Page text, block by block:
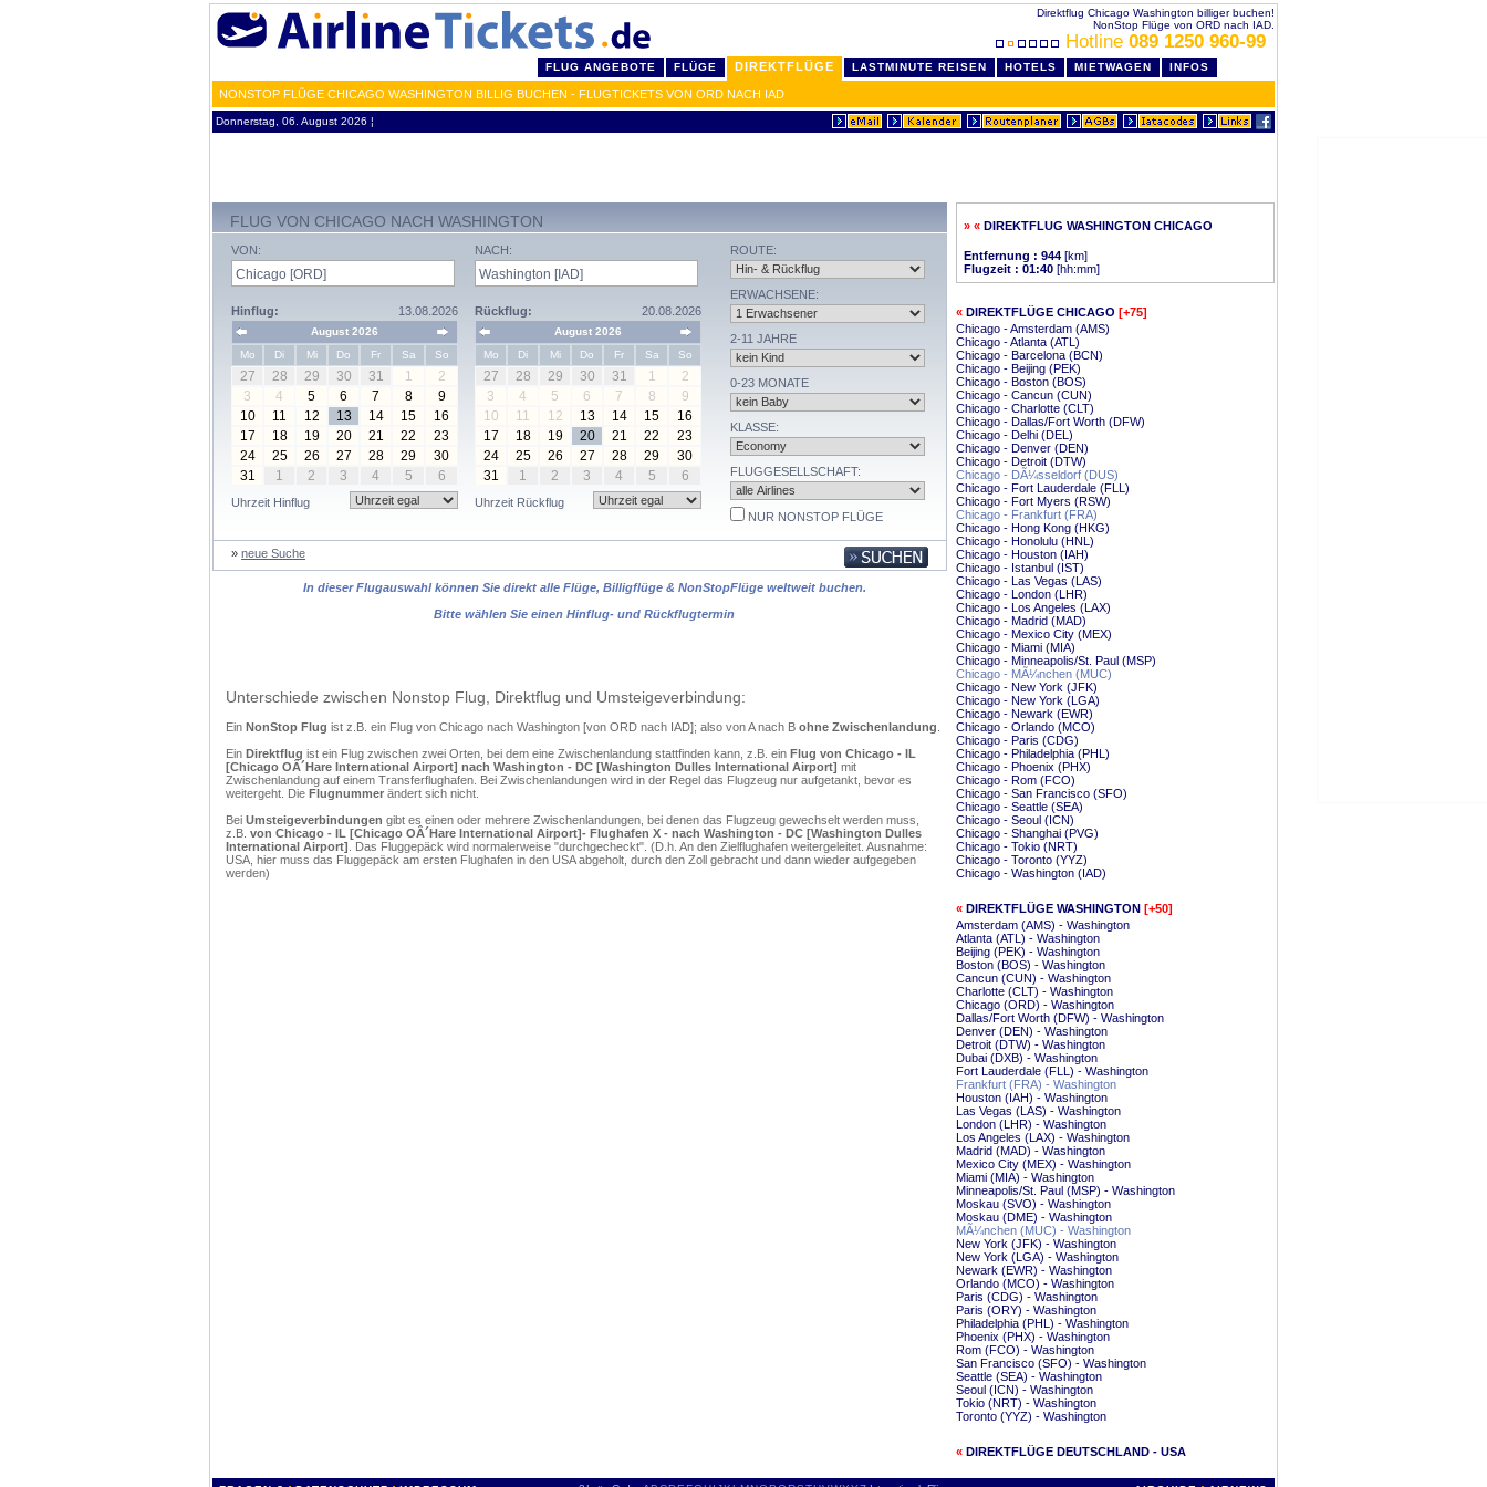
Direktflug Chicago Washington billiger buchen!
NonStop Flüge von ORD nach IAD.
Hotline 089 1250 960-99
FLUG ANGEBOTE FLÜGE DIREKTFLÜGE LASTMINUTE REISEN HOTELS MIETWAGEN INFOS
NONSTOP FLÜGE CHICAGO WASHINGTON BILLIG BUCHEN - FLUGTICKETS VON ORD NACH IAD
Donnerstag, 06. August 2026 ¦
FLUG VON CHICAGO NACH WASHINGTON
VON:
Hinflug: 13.08.2026
August 2026
Mo
Di Mi Do Fr Sa So
27 28 29 30 31 1
2
3
4 5 6 7 8
9
10
11 12 13 14 15
16
17
18 19 20 21 22
23
24
25 26 27 28 29
30
31
1 2 3 4 5 6
Uhrzeit Hinflug
NACH:
Rückflug: 20.08.2026
August 2026
Mo
Di Mi Do Fr Sa So
27 28 29 30 31 1
2
3
4 5 6 7 8
9
10
11 12 13 14 15
16
17
18 19 20 21 22
23
24
25 26 27 28 29
30
31
1 2 3 4 5 6
Uhrzeit Rückflug
ROUTE:
ERWACHSENE:
2-11 JAHRE
0-23 MONATE
KLASSE:
FLUGGESELLSCHAFT:
NUR NONSTOP FLÜGE
» neue Suche
In dieser Flugauswahl können Sie direkt alle Flüge, Billigflüge & NonStopFlüge weltweit buchen.
Bitte wählen Sie einen Hinflug- und Rückflugtermin
Unterschiede zwischen Nonstop Flug, Direktflug und Umsteigeverbindung:
Ein NonStop Flug ist z.B. ein Flug von Chicago nach Washington [von ORD nach IAD]; also von A nach B ohne Zwischenlandung
Ein Direktflug ist ein Flug zwischen zwei Orten, bei dem eine Zwischenlandung stattfinden kann, z.B. ein Flug von Chicago - IL
[Chicago OÂ´Hare International Airport] nach Washington - DC [Washington Dulles International Airport] mit
Zwischenlandung auf einem Transferflughafen. Bei Zwischenlandungen wird in der Regel das Flugzeug nur aufgetankt, bevor es
weitergeht. Die Flugnummer ändert sich nicht.
Bei Umsteigeverbindungen gibt es einen oder mehrere Zwischenlandungen, bei denen das Flugzeug gewechselt werden muss,
z.B. von Chicago - IL [Chicago OÂ´Hare International Airport]- Flughafen X - nach Washington - DC [Washington Dulles
International Airport] . Das Fluggepäck wird normalerweise "durchgecheckt". (D.h. An den Zielflughafen weitergeleitet. Ausnahme:
USA, hier muss das Fluggepäck am ersten Flughafen in den USA abgeholt, durch den Zoll gebracht und dann wieder aufgegeben
werden)
» « DIREKTFLUG WASHINGTON CHICAGO
Entfernung : 944 [km]
Flugzeit : 01:40 [hh:mm]
« DIREKTFLÜGE CHICAGO [+75]
Chicago - Amsterdam (AMS)
Chicago - Atlanta (ATL)
Chicago - Barcelona (BCN)
Chicago - Beijing (PEK)
Chicago - Boston (BOS)
Chicago - Cancun (CUN)
Chicago - Charlotte (CLT)
Chicago - Dallas/Fort Worth (DFW)
Chicago - Delhi (DEL)
Chicago - Denver (DEN)
Chicago - Detroit (DTW)
Chicago - DÃ¼sseldorf (DUS)
Chicago - Fort Lauderdale (FLL)
Chicago - Fort Myers (RSW)
Chicago - Frankfurt (FRA)
Chicago - Hong Kong (HKG)
Chicago - Honolulu (HNL)
Chicago - Houston (IAH)
Chicago - Istanbul (IST)
Chicago - Las Vegas (LAS)
Chicago - London (LHR)
Chicago - Los Angeles (LAX)
Chicago - Madrid (MAD)
Chicago - Mexico City (MEX)
Chicago - Miami (MIA)
Chicago - Minneapolis/St. Paul (MSP)
Chicago - MÃ¼nchen (MUC)
Chicago - New York (JFK)
Chicago - New York (LGA)
Chicago - Newark (EWR)
Chicago - Orlando (MCO)
Chicago - Paris (CDG)
Chicago - Philadelphia (PHL)
Chicago - Phoenix (PHX)
Chicago - Rom (FCO)
Chicago - San Francisco (SFO)
Chicago - Seattle (SEA)
Chicago - Seoul (ICN)
Chicago - Shanghai (PVG)
Chicago - Tokio (NRT)
Chicago - Toronto (YYZ)
Chicago - Washington (IAD)
« DIREKTFLÜGE WASHINGTON [+50]
Amsterdam (AMS) - Washington
Atlanta (ATL) - Washington
Beijing (PEK) - Washington
Boston (BOS) - Washington
Cancun (CUN) - Washington
Charlotte (CLT) - Washington
Chicago (ORD) - Washington
Dallas/Fort Worth (DFW) - Washington
Denver (DEN) - Washington
Detroit (DTW) - Washington
Dubai (DXB) - Washington
Fort Lauderdale (FLL) - Washington
Frankfurt (FRA) - Washington
Houston (IAH) - Washington
Las Vegas (LAS) - Washington
London (LHR) - Washington
Los Angeles (LAX) - Washington
Madrid (MAD) - Washington
Mexico City (MEX) - Washington
Miami (MIA) - Washington
Minneapolis/St. Paul (MSP) - Washington
Moskau (SVO) - Washington
Moskau (DME) - Washington
MÃ¼nchen (MUC) - Washington
New York (JFK) - Washington
New York (LGA) - Washington
Newark (EWR) - Washington
Orlando (MCO) - Washington
Paris (CDG) - Washington
Paris (ORY) - Washington
Philadelphia (PHL) - Washington
Phoenix (PHX) - Washington
Rom (FCO) - Washington
San Francisco (SFO) - Washington
Seattle (SEA) - Washington
Seoul (ICN) - Washington
Tokio (NRT) - Washington
Toronto (YYZ) - Washington
« DIREKTFLÜGE DEUTSCHLAND - USA